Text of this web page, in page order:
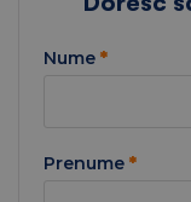
Nume *
Prenume *